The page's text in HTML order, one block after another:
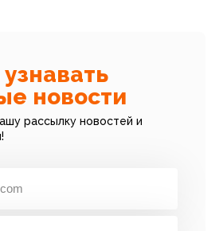
новости
рассылку новостей и